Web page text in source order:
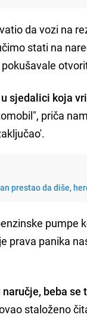
da vozi na
stati na
sjedalici koja
priča
prestao da diše,
pumpe
prava panika
beba
staloženo